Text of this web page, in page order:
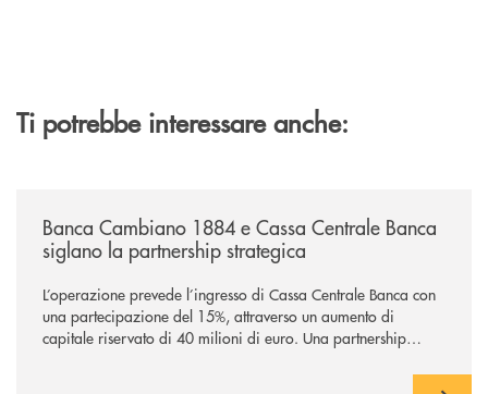
Ti potrebbe interessare anche:
Banca Cambiano 1884 e Cassa Centrale Banca
siglano la partnership strategica
L’operazione prevede l’ingresso di Cassa Centrale Banca con
una partecipazione del 15%, attraverso un aumento di
capitale riservato di 40 milioni di euro. Una partnership
comuni e sulla prossimità ai territori, per ampliare l’offerta e